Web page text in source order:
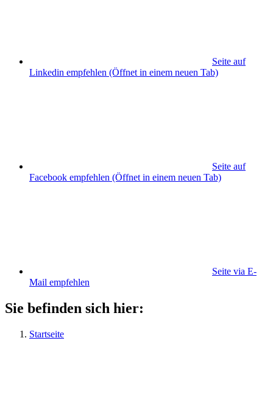
Seite auf
Linkedin empfehlen (Öffnet in einem neuen Tab)
Seite auf
Facebook empfehlen (Öffnet in einem neuen Tab)
Seite via E-
Mail empfehlen
Sie befinden sich hier:
Startseite